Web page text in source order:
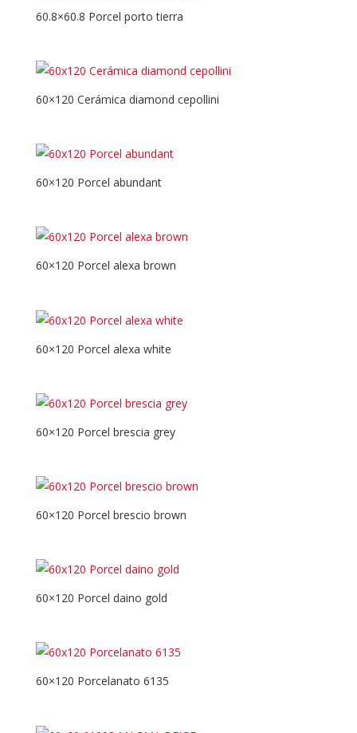
60.8×60.8 Porcel porto tierra
60×120 Cerámica diamond cepollini
60×120 Porcel abundant
60×120 Porcel alexa brown
60×120 Porcel alexa white
60×120 Porcel brescia grey
60×120 Porcel brescio brown
60×120 Porcel daino gold
60×120 Porcelanato 6135